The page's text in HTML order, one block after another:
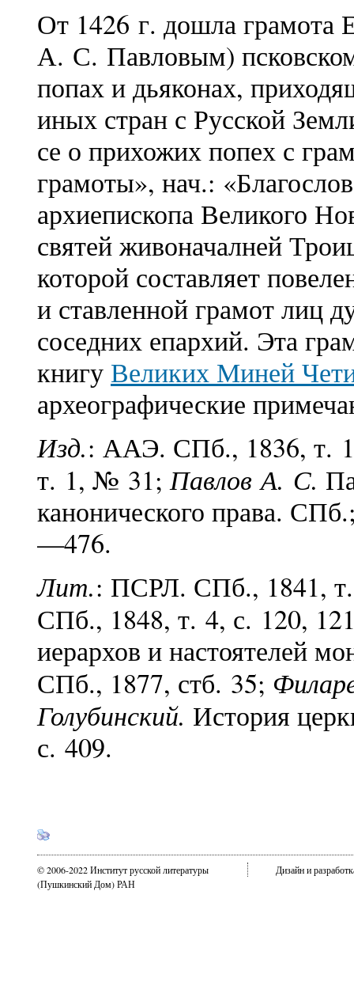
От 1426 г. дошла грамота
А. С. Павловым)
попах и дьяконах,
иных стран с Русской
се о прихожих попех с
грамоты», нач.:
архиепископа Великого
святей живоначалней
которой составляет
и ставленной грамот лиц
соседних епархий. Эта
книгу Великих Миней
археографические
Изд.: ААЭ. СПб., 1836, т.
т. 1, № 31;Павлов А. С.
канонического права.
—476.
Лит.: ПСРЛ. СПб., 1841,
СПб., 1848, т. 4, с. 120,
иерархов и настоятелей
СПб., 1877, стб. 35;
Голубинский. История
с. 409.
© 2006-2022 Институт русской литературы
(Пушкинский Дом) РАН
Дизайн и